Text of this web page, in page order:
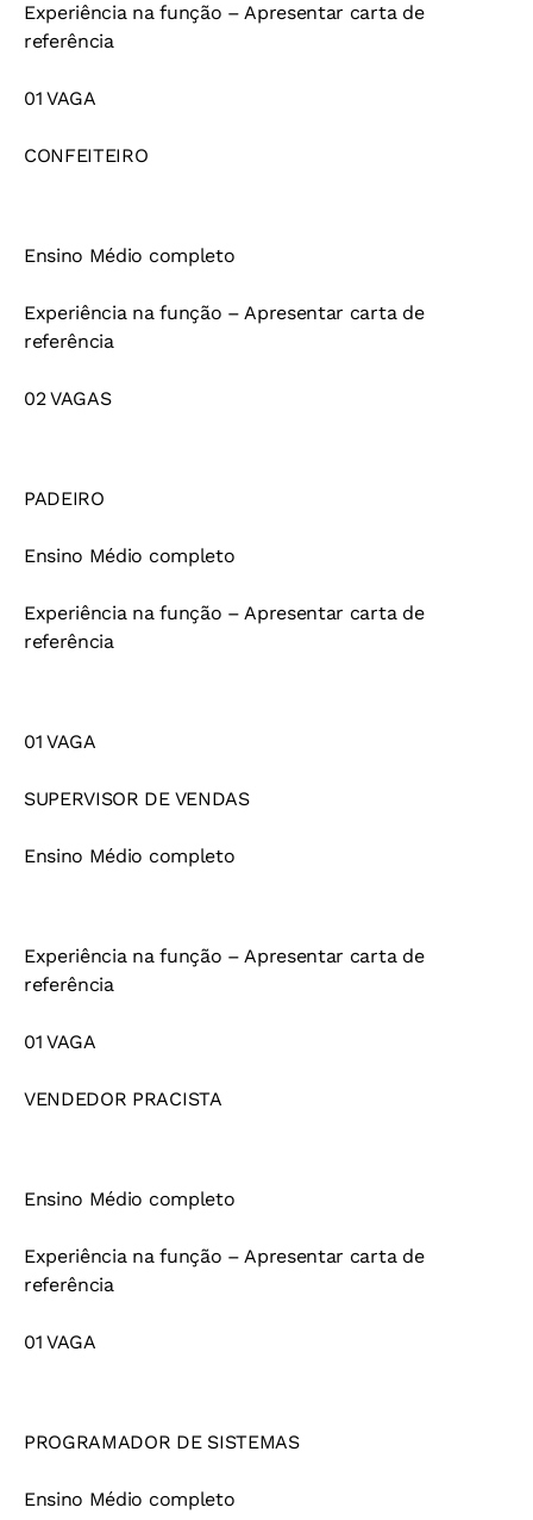
Experiência na função – Apresentar carta de
referência
01 VAGA
CONFEITEIRO
Ensino Médio completo
Experiência na função – Apresentar carta de
referência
02 VAGAS
PADEIRO
Ensino Médio completo
Experiência na função – Apresentar carta de
referência
01 VAGA
SUPERVISOR DE VENDAS
Ensino Médio completo
Experiência na função – Apresentar carta de
referência
01 VAGA
VENDEDOR PRACISTA
Ensino Médio completo
Experiência na função – Apresentar carta de
referência
01 VAGA
PROGRAMADOR DE SISTEMAS
Ensino Médio completo